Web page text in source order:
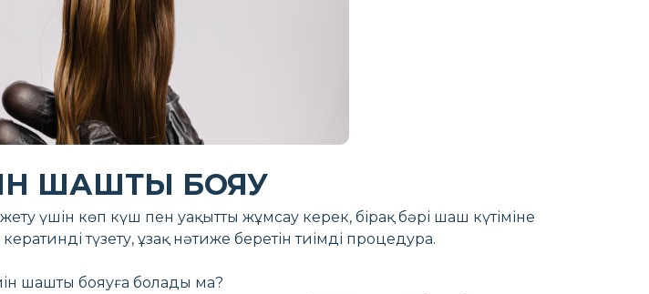
ШАШТЫ БОЯУ
үшін көп күш пен уақытты жұмсау керек, бірақ бәрі шаш күтіміне
түзету, ұзақ нәтиже беретін тиімді процедура.
шашты бояуға болады ма?